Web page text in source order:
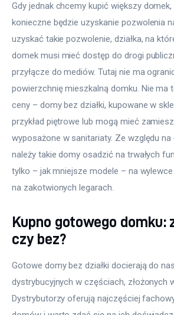
Gdy jednak chcemy kupić większy
konieczne będzie uzyskanie pozwolenia
uzyskać takie pozwolenie, działka, na
domek musi mieć dostęp do drogi
przyłącze do mediów. Tutaj nie ma
powierzchnię mieszkalną domku. Nie ma
ceny – domy bez działki, kupowane w
przykład piętrowe lub mogą mieć
wyposażone w sanitariaty. Ze względu na
należy takie domy osadzić na trwałych
tylko – jak mniejsze modele – na
na zakotwionych legarach.
Kupno gotowego domku:
czy bez?
Gotowe domy bez działki docierają do
dystrybucyjnych w częściach, złożonych
Dystrybutorzy oferują najczęściej